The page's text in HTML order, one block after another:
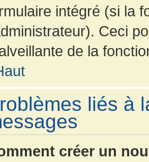
intégré (si la
Ceci
de la
liés à
créer un